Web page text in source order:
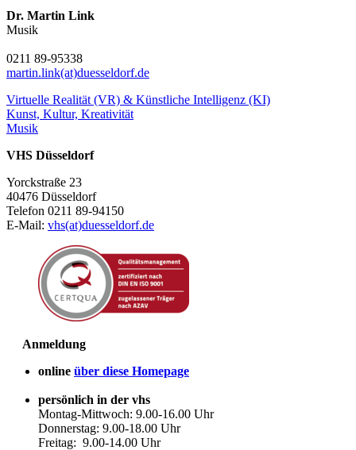
Dr. Martin Link
Musik
0211 89-95338
martin.link(at)duesseldorf.de
Virtuelle Realität (VR) & Künstliche Intelligenz (KI)
Kunst, Kultur, Kreativität
Musik
VHS Düsseldorf
Yorckstraße 23
40476 Düsseldorf
Telefon 0211 89-94150
E-Mail: vhs(at)duesseldorf.de
Anmeldung
online über diese Homepage
persönlich in der vhs
Montag-Mittwoch: 9.00-16.00 Uhr
Donnerstag: 9.00-18.00 Uhr
Freitag: 9.00-14.00 Uhr